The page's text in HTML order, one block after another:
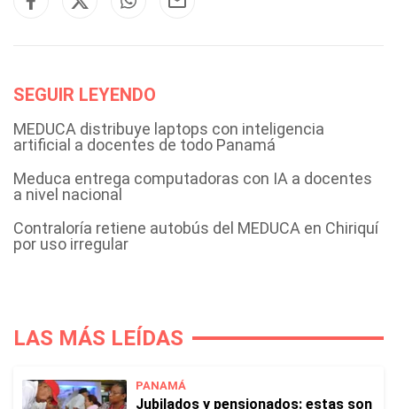
SEGUIR LEYENDO
MEDUCA distribuye laptops con inteligencia
artificial a docentes de todo Panamá
Meduca entrega computadoras con IA a docentes
a nivel nacional
Contraloría retiene autobús del MEDUCA en Chiriquí
por uso irregular
LAS MÁS LEÍDAS
PANAMÁ
Jubilados y pensionados: estas son